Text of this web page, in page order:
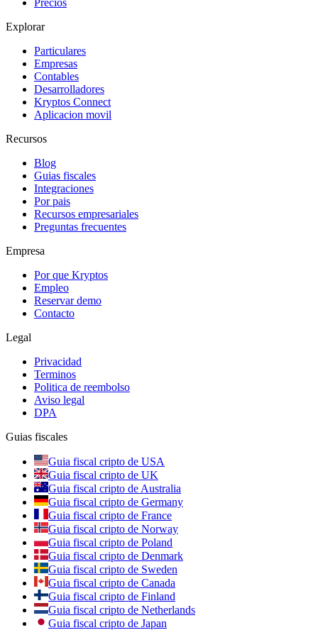
Explorar
Particulares
Empresas
Contables
Desarrolladores
Kryptos Connect
Aplicacion movil
Recursos
Blog
Guias fiscales
Integraciones
Por pais
Recursos empresariales
Preguntas frecuentes
Empresa
Por que Kryptos
Empleo
Reservar demo
Contacto
Legal
Privacidad
Terminos
Politica de reembolso
Aviso legal
DPA
Guias fiscales
Guia fiscal cripto de USA
Guia fiscal cripto de UK
Guia fiscal cripto de Australia
Guia fiscal cripto de Germany
Guia fiscal cripto de France
Guia fiscal cripto de Norway
Guia fiscal cripto de Poland
Guia fiscal cripto de Denmark
Guia fiscal cripto de Sweden
Guia fiscal cripto de Canada
Guia fiscal cripto de Finland
Guia fiscal cripto de Netherlands
Guia fiscal cripto de Japan